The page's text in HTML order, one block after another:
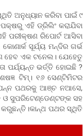
ଅନୁଧ୍ୟାନ କରିବା ପାଇଁ ୯
ଏହି ଡ୍ରିଲିଂ କରାଯିବା
ପରୀକ୍ଷଣ ରିପୋର୍ଟ ଆସିବା
ସୂର୍ଯ୍ୟ ମନ୍ଦିର ଗର୍ଭ
ହେବ ଏକ ଟନେଲ। ଯେହେତୁ
ପର୍ଯ୍ୟନ୍ତ ଭର୍ତ୍ତି ହୋଇଛି ?
ଟିମ୍। ୧୬ ସେଣ୍ଟିମିଟର
ପଥରକୁ ଆଞ୍ଚ ନଆସେ,
ଓ ସୁପରିଟେଣ୍ଡେଣ୍ଟଙ୍କ ସହ
ପଥର ସ୍ଥିତି